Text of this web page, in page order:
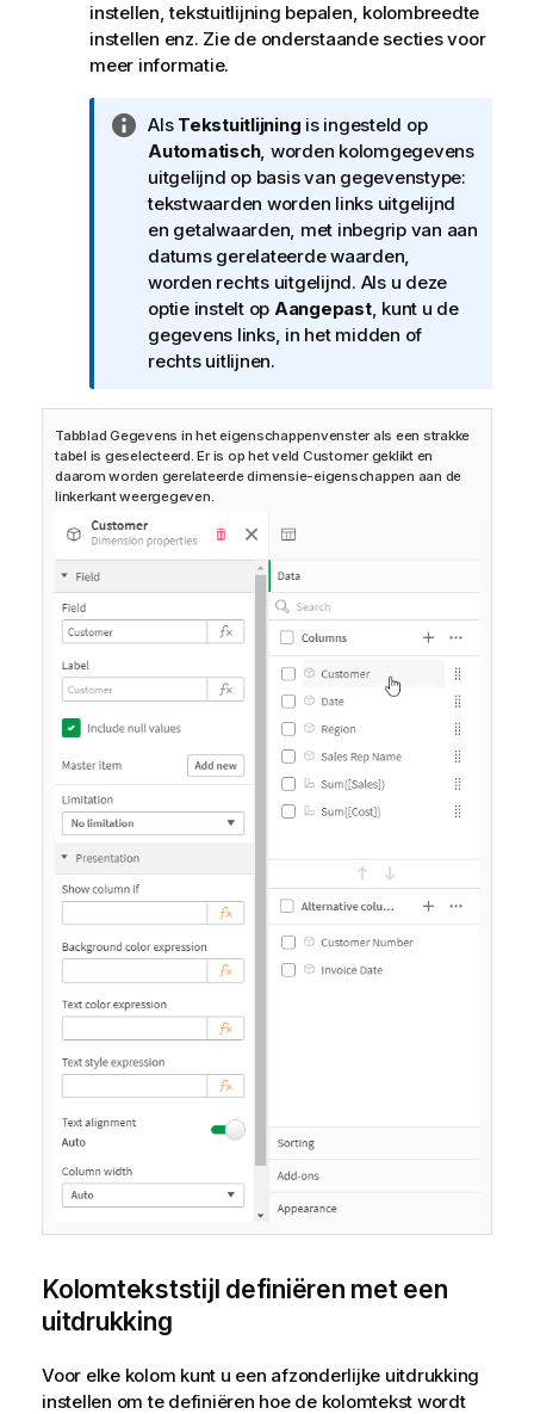
instellen, tekstuitlijning bepalen, kolombreedte
instellen enz. Zie de onderstaande secties voor
meer informatie.
I
n
f
o
r
m
a
t
i
e
Als Tekstuitlijning is ingesteld op
Automatisch, worden kolomgegevens
uitgelijnd op basis van gegevenstype:
tekstwaarden worden links uitgelijnd
en getalwaarden, met inbegrip van aan
datums gerelateerde waarden,
worden rechts uitgelijnd. Als u deze
optie instelt op Aangepast, kunt u de
gegevens links, in het midden of
rechts uitlijnen.
Tabblad Gegevens in het eigenschappenvenster als een strakke
tabel is geselecteerd. Er is op het veld Customer geklikt en
daarom worden gerelateerde dimensie-eigenschappen aan de
linkerkant weergegeven.
Kolomtekststijl definiëren met een
uitdrukking
Voor elke kolom kunt u een afzonderlijke uitdrukking
instellen om te definiëren hoe de kolomtekst wordt